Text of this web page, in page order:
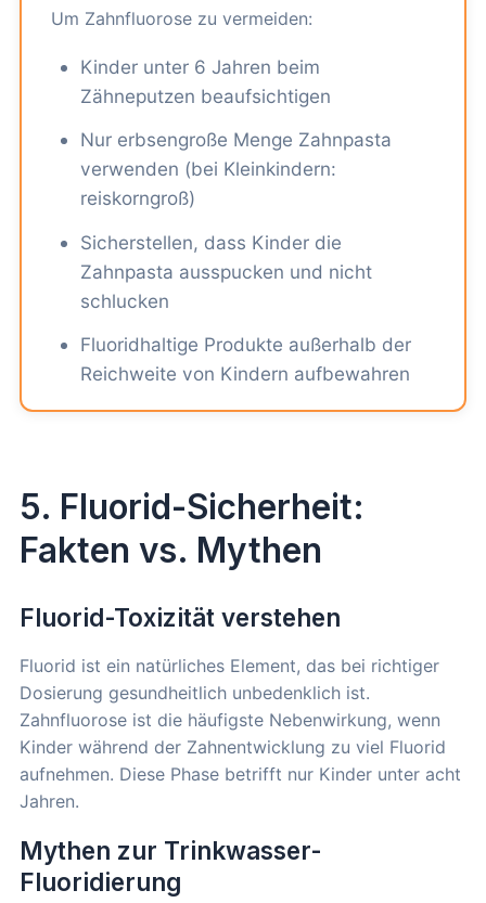
Um Zahnfluorose zu vermeiden:
Kinder unter 6 Jahren beim
Zähneputzen beaufsichtigen
Nur erbsengroße Menge Zahnpasta
verwenden (bei Kleinkindern:
reiskorngroß)
Sicherstellen, dass Kinder die
Zahnpasta ausspucken und nicht
schlucken
Fluoridhaltige Produkte außerhalb der
Reichweite von Kindern aufbewahren
5. Fluorid-Sicherheit:
Fakten vs. Mythen
Fluorid-Toxizität verstehen
Fluorid ist ein natürliches Element, das bei richtiger
Dosierung gesundheitlich unbedenklich ist.
Zahnfluorose ist die häufigste Nebenwirkung, wenn
Kinder während der Zahnentwicklung zu viel Fluorid
aufnehmen. Diese Phase betrifft nur Kinder unter acht
Jahren.
Mythen zur Trinkwasser-
Fluoridierung